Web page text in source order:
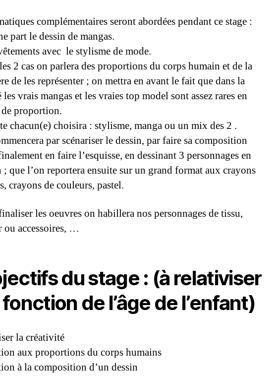
complémentaires seront abordées pendant ce stage :
part le dessin de mangas.
avec le stylisme de mode.
2 cas on parlera des proportions du corps humain et de la
de les représenter ; on mettra en avant le fait que dans la
les vrais mangas et les vraies top model sont assez rares en
proportion.
chacun(e) choisira : stylisme, manga ou un mix des 2 .
par scénariser le dessin, par faire sa composition
en faire l’esquisse, en dessinant 3 personnages en
; que l’on reportera ensuite sur un grand format aux crayons
crayons de couleurs, pastel.
les oeuvres on habillera nos personnages de tissu,
ou accessoires, …
du stage : (à relativiser
de l’âge de l’enfant)
la créativité
aux proportions du corps humains
à la composition d’un dessin